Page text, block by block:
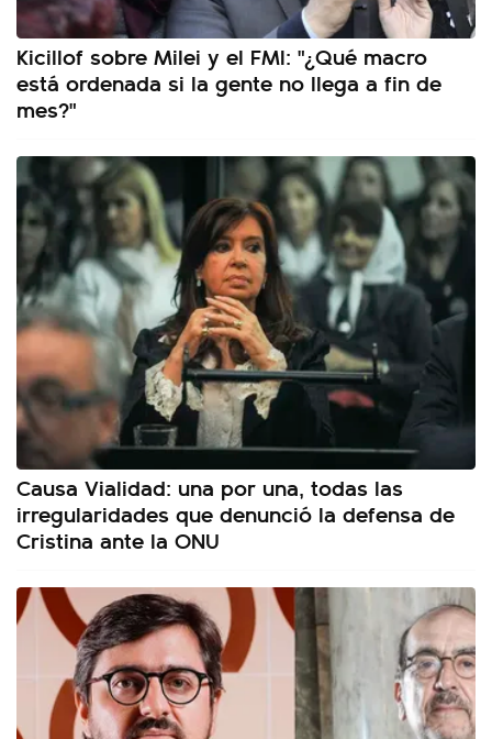
Kicillof sobre Milei y el FMI: "¿Qué macro
está ordenada si la gente no llega a fin de
mes?"
Causa Vialidad: una por una, todas las
irregularidades que denunció la defensa de
Cristina ante la ONU